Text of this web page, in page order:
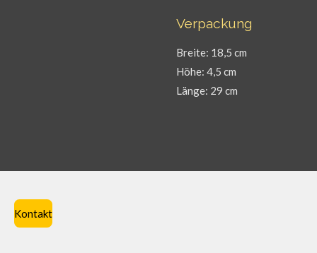
Verpackung
Breite: 18,5 cm
Höhe: 4,5 cm
Länge: 29 cm
Kontakt